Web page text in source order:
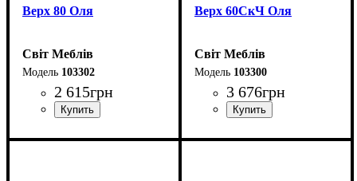
Верх 80 Оля
Світ Меблів
103302
2 615грн
Верх 60СкЧ Оля
Світ Меблів
103300
3 676грн